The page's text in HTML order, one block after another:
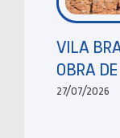
VILA
OBRA
27/07/2026